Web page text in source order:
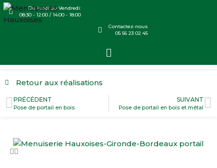
Du lundi au Vendredi:
08:30 - 12:00 / 14:00 - 18:00
Contactez-nous
05 56 23 02 45
Retour aux réalisations
PRÉCÉDENT
Pose de portail en bois
SUIVANT
Pose de portail en bois et métal